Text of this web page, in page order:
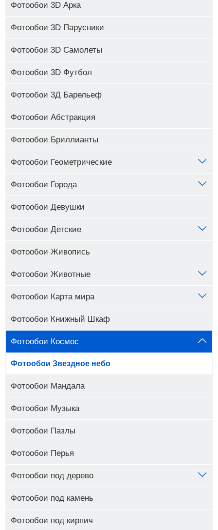
Фотообои 3D Арка
Фотообои 3D Парусники
Фотообои 3D Самолеты
Фотообои 3D Футбол
Фотообои 3Д Барельеф
Фотообои Абстракция
Фотообои Бриллианты
Фотообои Геометрические
Фотообои Города
Фотообои Девушки
Фотообои Детские
Фотообои Живопись
Фотообои Животные
Фотообои Карта мира
Фотообои Книжный Шкаф
Фотообои Космос
Фотообои Звездное небо
Фотообои Мандала
Фотообои Музыка
Фотообои Пазлы
Фотообои Перья
Фотообои под дерево
Фотообои под камень
Фотообои под кирпич